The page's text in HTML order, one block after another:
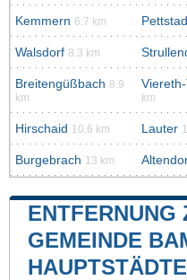
Kemmern 6.7 km
Walsdorf 8.3 km
Breitengüßbach 8.9
km
km
Hirschaid 10.6 km Lauter
Burgebrach 13 km
ENTFERNUNG
GEMEINDE